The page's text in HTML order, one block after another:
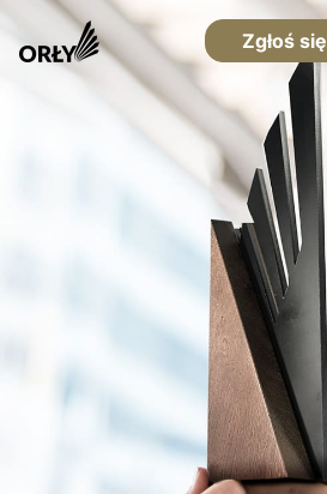
Zgłoś się